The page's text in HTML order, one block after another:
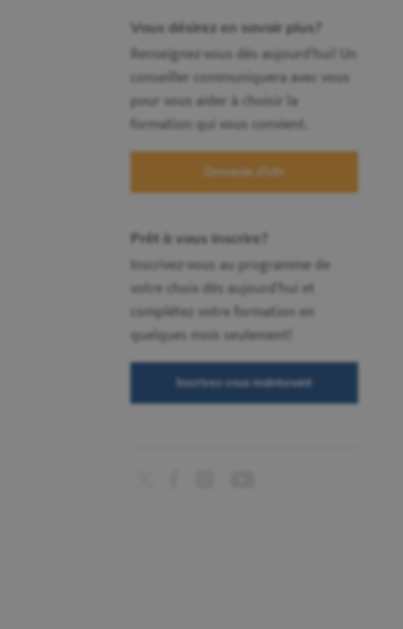
Vous désirez en savoir plus?
Renseignez-vous dès aujourd'hui! Un
conseiller communiquera avec vous
pour vous aider à choisir la
formation qui vous convient.
Demande d'info
Prêt à vous inscrire?
Inscrivez-vous au programme de
votre choix dès aujourd'hui et
complétez votre formation en
quelques mois seulement!
Inscrivez-vous maintenant